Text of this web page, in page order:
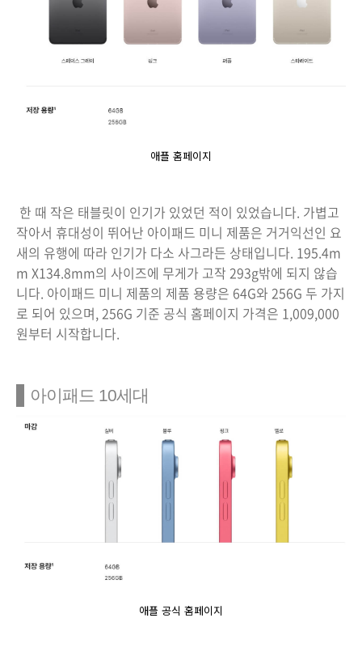
애플 홈페이지
한 때 작은 태블릿이 인기가 있었던 적이 있었습니다. 가볍고
작아서 휴대성이 뛰어난 아이패드 미니 제품은 거거익선인 요
새의 유행에 따라 인기가 다소 사그라든 상태입니다. 195.4m
m X134.8mm의 사이즈에 무게가 고작 293g밖에 되지 않습
니다. 아이패드 미니 제품의 제품 용량은 64G와 256G 두 가지
로 되어 있으며, 256G 기준 공식 홈페이지 가격은 1,009,000
원부터 시작합니다.
아이패드 10세대
애플 공식 홈페이지